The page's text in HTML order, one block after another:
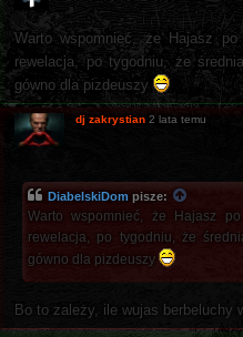
Warto wspomnieć, że Hajasz
rewelacja, po tygodniu, że
gówno dla pizdeuszy
dj zakrystian 2 lata temu
DiabelskiDom pisze:
Warto wspomnieć, że Hajasz
rewelacja, po tygodniu, że
gówno dla pizdeuszy
Bo to zależy, ile wujas berbeluchy